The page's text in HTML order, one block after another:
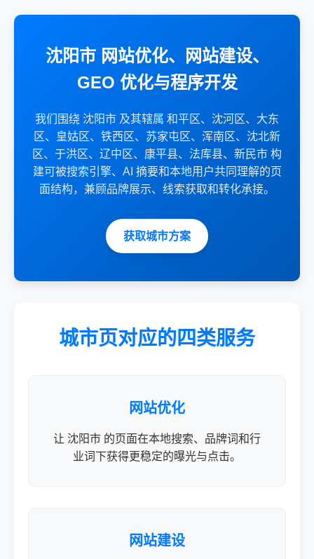
沈阳市 网站优化、网站建设、
GEO 优化与程序开发
我们围绕 沈阳市 及其辖属 和平区、沈河区、大东
区、皇姑区、铁西区、苏家屯区、浑南区、沈北新
区、于洪区、辽中区、康平县、法库县、新民市 构
建可被搜索引擎、AI 摘要和本地用户共同理解的页
面结构，兼顾品牌展示、线索获取和转化承接。
获取城市方案
城市页对应的四类服务
网站优化
让 沈阳市 的页面在本地搜索、品牌词和行
业词下获得更稳定的曝光与点击。
网站建设